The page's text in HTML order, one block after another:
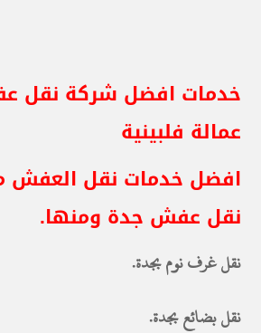
خدمات افضل شركة نقل
عمالة فلبينية
افضل خدمات نقل العفش
نقل عفش جدة ومنها.
نقل غرف نوم بجدة.
نقل بضائع بجدة.